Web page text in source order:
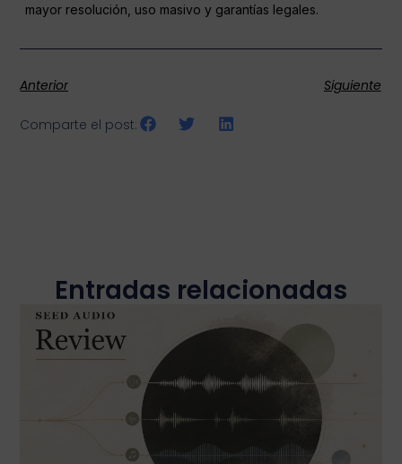
mayor resolución, uso masivo y garantías legales.
Anterior Siguiente
Comparte el post:
Entradas relacionadas